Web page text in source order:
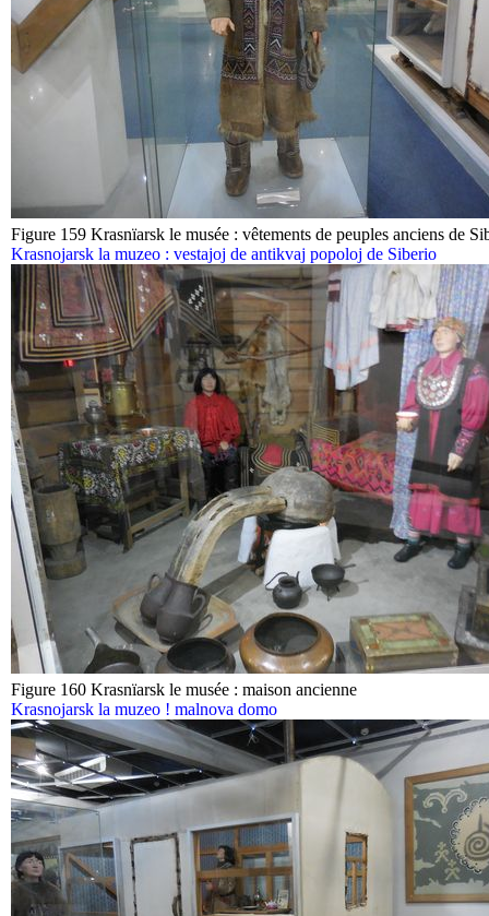
Figure 159 Krasnïarsk le musée : vêtements de peuples anciens de
Krasnojarsk la muzeo : vestajoj de antikvaj popoloj de Siberio
Figure 160 Krasnïarsk le musée : maison ancienne
Krasnojarsk la muzeo ! malnova domo